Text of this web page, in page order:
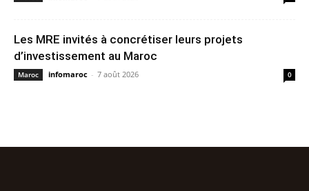
Les MRE invités à concrétiser leurs projets
d’investissement au Maroc
Maroc infomaroc - 7 août 2026 0